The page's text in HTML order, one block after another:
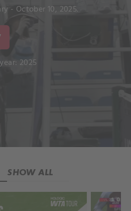
- October 10, 2025.
2025
SHOW ALL